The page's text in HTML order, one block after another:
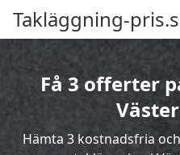
Takläggning-
Få 3 offerter
Hämta 3 kostnadsfria